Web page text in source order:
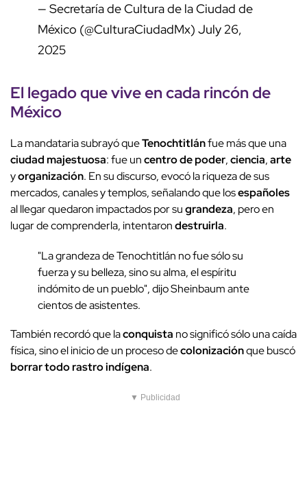
— Secretaría de Cultura de la Ciudad de
México (@CulturaCiudadMx) July 26,
2025
El legadoque vive encada rincón de
México
La mandataria subrayó queTenochtitlánfue más que una
ciudad majestuosa: fue uncentro de poder,ciencia,arte
yorganización. En su discurso, evocó la riqueza de sus
mercados, canales y templos, señalando que losespañoles
al llegar quedaron impactados por sugrandeza, pero en
lugar de comprenderla, intentarondestruirla.
"La grandeza de Tenochtitlán no fue sólo su
fuerza y su belleza, sino su alma, el espíritu
indómito de un pueblo", dijo Sheinbaum ante
cientos de asistentes.
También recordó que laconquista no significó sólo una caída
física, sino el inicio de un proceso decolonizaciónque buscó
borrar todo rastro indígena.
▼ Publicidad